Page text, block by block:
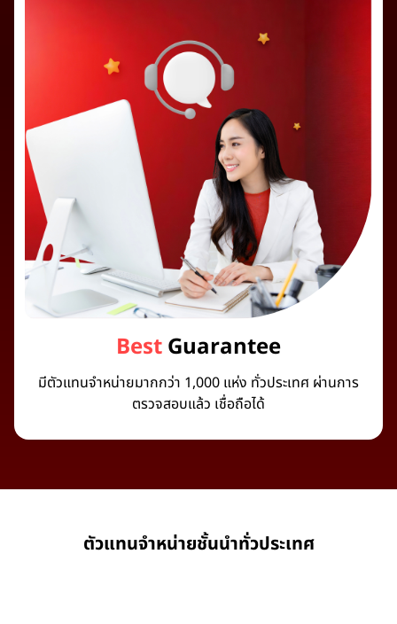
BestGuarantee
มีตัวแทนจำหน่ายมากกว่า 1,000 แห่ง ทั่วประเทศ ผ่านการ
ตรวจสอบแล้ว เชื่อถือได้
ตัวแทนจำหน่ายชั้นนำทั่วประเทศ